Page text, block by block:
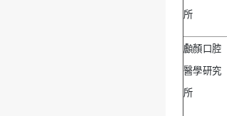
所
顱顏口腔
醫學研究
所